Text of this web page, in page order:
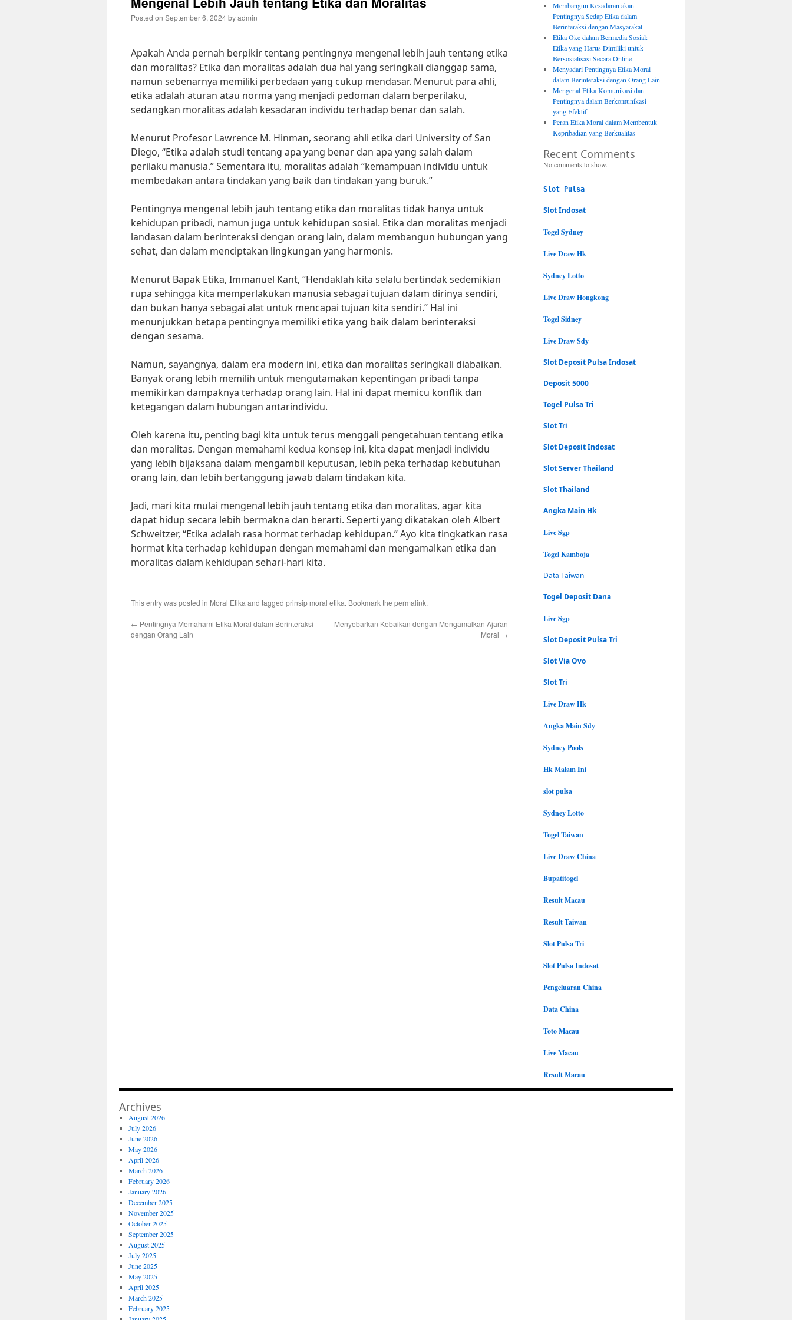
Posted on September 6, 2024byadmin
Apakah Anda pernah berpikir tentang pentingnya mengenal lebih jauh tentang etika
dan moralitas? Etika dan moralitas adalah dua hal yang seringkali dianggap sama,
namun sebenarnya memiliki perbedaan yang cukup mendasar. Menurut para ahli,
etika adalah aturan atau norma yang menjadi pedoman dalam berperilaku,
sedangkan moralitas adalah kesadaran individu terhadap benar dan salah.
Menurut Profesor Lawrence M. Hinman, seorang ahli etika dari University of San
Diego, “Etika adalah studi tentang apa yang benar dan apa yang salah dalam
perilaku manusia.” Sementara itu, moralitas adalah “kemampuan individu untuk
membedakan antara tindakan yang baik dan tindakan yang buruk.”
Pentingnya mengenal lebih jauh tentang etika dan moralitas tidak hanya untuk
kehidupan pribadi, namun juga untuk kehidupan sosial. Etika dan moralitas menjadi
landasan dalam berinteraksi dengan orang lain, dalam membangun hubungan yang
sehat, dan dalam menciptakan lingkungan yang harmonis.
Menurut Bapak Etika, Immanuel Kant, “Hendaklah kita selalu bertindak sedemikian
rupa sehingga kita memperlakukan manusia sebagai tujuan dalam dirinya sendiri,
dan bukan hanya sebagai alat untuk mencapai tujuan kita sendiri.” Hal ini
menunjukkan betapa pentingnya memiliki etika yang baik dalam berinteraksi
dengan sesama.
Namun, sayangnya, dalam era modern ini, etika dan moralitas seringkali diabaikan.
Banyak orang lebih memilih untuk mengutamakan kepentingan pribadi tanpa
memikirkan dampaknya terhadap orang lain. Hal ini dapat memicu konflik dan
ketegangan dalam hubungan antarindividu.
Oleh karena itu, penting bagi kita untuk terus menggali pengetahuan tentang etika
dan moralitas. Dengan memahami kedua konsep ini, kita dapat menjadi individu
yang lebih bijaksana dalam mengambil keputusan, lebih peka terhadap kebutuhan
orang lain, dan lebih bertanggung jawab dalam tindakan kita.
Jadi, mari kita mulai mengenal lebih jauh tentang etika dan moralitas, agar kita
dapat hidup secara lebih bermakna dan berarti. Seperti yang dikatakan oleh Albert
Schweitzer, “Etika adalah rasa hormat terhadap kehidupan.” Ayo kita tingkatkan rasa
hormat kita terhadap kehidupan dengan memahami dan mengamalkan etika dan
moralitas dalam kehidupan sehari-hari kita.
This entry was posted in Moral Etika and tagged prinsip moral etika. Bookmark the permalink.
← Pentingnya Memahami Etika Moral dalam Berinteraksi
dengan Orang Lain
Menyebarkan Kebaikan dengan Mengamalkan Ajaran
Moral →
Membangun Kesadaran akan
Pentingnya Sedap Etika dalam
Berinteraksi dengan Masyarakat
Etika Oke dalam Bermedia Sosial:
Etika yang Harus Dimiliki untuk
Bersosialisasi Secara Online
Menyadari Pentingnya Etika Moral
dalam Berinteraksi dengan Orang Lain
Mengenal Etika Komunikasi dan
Pentingnya dalam Berkomunikasi
yang Efektif
Peran Etika Moral dalam Membentuk
Kepribadian yang Berkualitas
Recent Comments
No comments to show.
Slot Pulsa
Slot Indosat
Togel Sydney
Live Draw Hk
Sydney Lotto
Live Draw Hongkong
Togel Sidney
Live Draw Sdy
Slot Deposit Pulsa Indosat
Deposit 5000
Togel Pulsa Tri
Slot Tri
Slot Deposit Indosat
Slot Server Thailand
Slot Thailand
Angka Main Hk
Live Sgp
Togel Kamboja
Data Taiwan
Togel Deposit Dana
Live Sgp
Slot Deposit Pulsa Tri
Slot Via Ovo
Slot Tri
Live Draw Hk
Angka Main Sdy
Sydney Pools
Hk Malam Ini
slot pulsa
Sydney Lotto
Togel Taiwan
Live Draw China
Bupatitogel
Result Macau
Result Taiwan
Slot Pulsa Tri
Slot Pulsa Indosat
Pengeluaran China
Data China
Toto Macau
Live Macau
Result Macau
Archives
August 2026
July 2026
June 2026
May 2026
April 2026
March 2026
February 2026
January 2026
December 2025
November 2025
October 2025
September 2025
August 2025
July 2025
June 2025
May 2025
April 2025
March 2025
February 2025